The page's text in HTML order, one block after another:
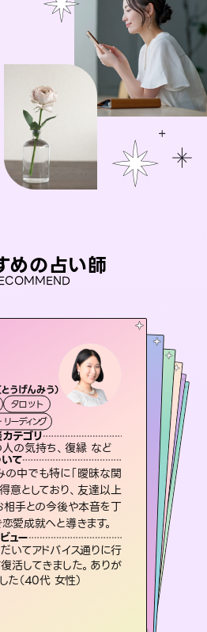
めの占い師
とうげんみう）
タロット
ーディング
テゴリ
の気持ち、復縁 など
て
中でも特に「曖昧な関
意としており、友達以上
手との今後や本音を丁
愛成就へと導きます。
ュー
いてアドバイス通りに行
活してきました。ありが
た（40代 女性）
師＊花
ーラ 心理学
アル・リーディング
相談カテゴリ
片想い、復縁 など
について
パターンもの選択肢があり
で視えにくくなっているあな
未来を見つけ、その未来を
ようアドバイスします。
レビュー
性質や人間関係、本心など
視えていてびっくり。対策が
きになれます（40代）
ピスト理恵
視・オーラ
リチュアル・リーディング
意な相談カテゴリ
い、二人の未来、年の差 など
い師について
再開、復縁、成就などの報告実績
セラピストとして2万超の施術経
るからこそできる鑑定で、より良
をサポートします。
ザーレビュー
心温まる鑑定でした。しかもこち
も言っていないのに視えていらっ
んだなと驚きです（30代女性）
おう 霊感オラクル
霊視・オーラ
オラクルカード
得意な相談カテゴリ
恋愛総合、あの人の気持ち など
占い師について
霊視×オラクルカードを使って「今」と「未来」そして「気になるあの人の気持ち」まで丁寧に読み解き、恋や人生のヒントを優しく引き出します。
ユーザーレビュー
安な気持ちが嘘みたいに晴れまし
！よく視えていらっしゃるんだなと
ました（40代 女性）
アイリス -iris-
西洋占星術
ルーン
得意な相談カテゴリ
恋愛総合、片想い、二人の未来 など
占い師について
復縁、恋愛、不倫の行方、同性愛や片
思い、仕事関係や借金問題まで知りた
いことや心の負担になっていることを
紐解き、背中をそっと押して導きます。
ユーザーレビュー
安心感のあり、言い切ってくれる所や濁
さない鑑定のおかげで、毎回自分の気
持ちを整えられます（30代 男性）
彗望（すいぼう
霊視・オーラ
スピリチュアル・リーディング
得意な相談カテゴリ
片想い、あの人の気持ち、復縁 など
占い師について
3,700年以上の歴史を持つ東洋最古の
占術「易占」で詳細まで占い、幸せへ向
かう道筋を示します。厳しい結果にも具
体的な対策をお伝えします。
ユーザーレビュー
複雑な背景もしっかり聞いて鑑定して
いただけました。気持ちが楽になりまし
た（50代 女性）